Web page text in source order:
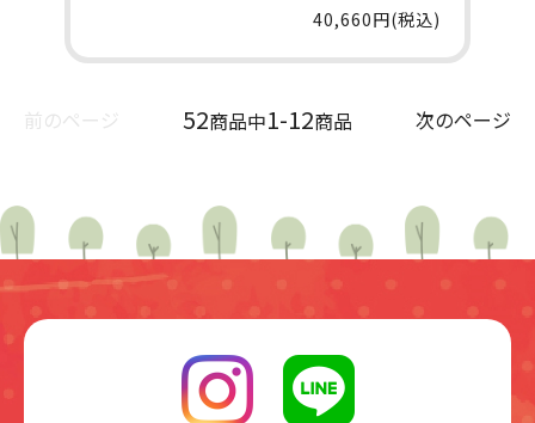
40,660円(税込)
前のページ 52商品中1-12商品 次のページ